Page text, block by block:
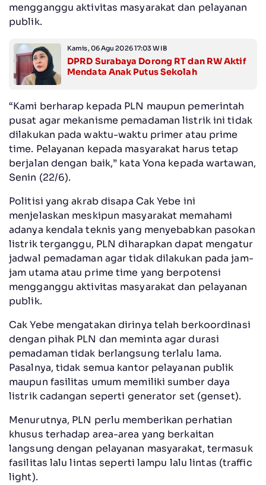
mengganggu aktivitas masyarakat dan pelayanan
publik.
Kamis, 06 Agu 2026 17:03 WIB
DPRD Surabaya Dorong RT dan RW Aktif
Mendata Anak Putus Sekolah
“Kami berharap kepada PLN maupun pemerintah
pusat agar mekanisme pemadaman listrik ini tidak
dilakukan pada waktu-waktu primer atau prime
time. Pelayanan kepada masyarakat harus tetap
berjalan dengan baik,” kata Yona kepada wartawan,
Senin (22/6).
Politisi yang akrab disapa Cak Yebe ini
menjelaskan meskipun masyarakat memahami
adanya kendala teknis yang menyebabkan pasokan
listrik terganggu, PLN diharapkan dapat mengatur
jadwal pemadaman agar tidak dilakukan pada jam-
jam utama atau prime time yang berpotensi
mengganggu aktivitas masyarakat dan pelayanan
publik.
Cak Yebe mengatakan dirinya telah berkoordinasi
dengan pihak PLN dan meminta agar durasi
pemadaman tidak berlangsung terlalu lama.
Pasalnya, tidak semua kantor pelayanan publik
maupun fasilitas umum memiliki sumber daya
listrik cadangan seperti generator set (genset).
Menurutnya, PLN perlu memberikan perhatian
khusus terhadap area-area yang berkaitan
langsung dengan pelayanan masyarakat, termasuk
fasilitas lalu lintas seperti lampu lalu lintas (traffic
light).